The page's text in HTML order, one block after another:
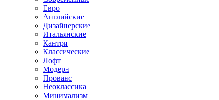
Евро
Английские
Дизайнерские
Итальянские
Кантри
Классические
Лофт
Модерн
Прованс
Неоклассика
Минимализм